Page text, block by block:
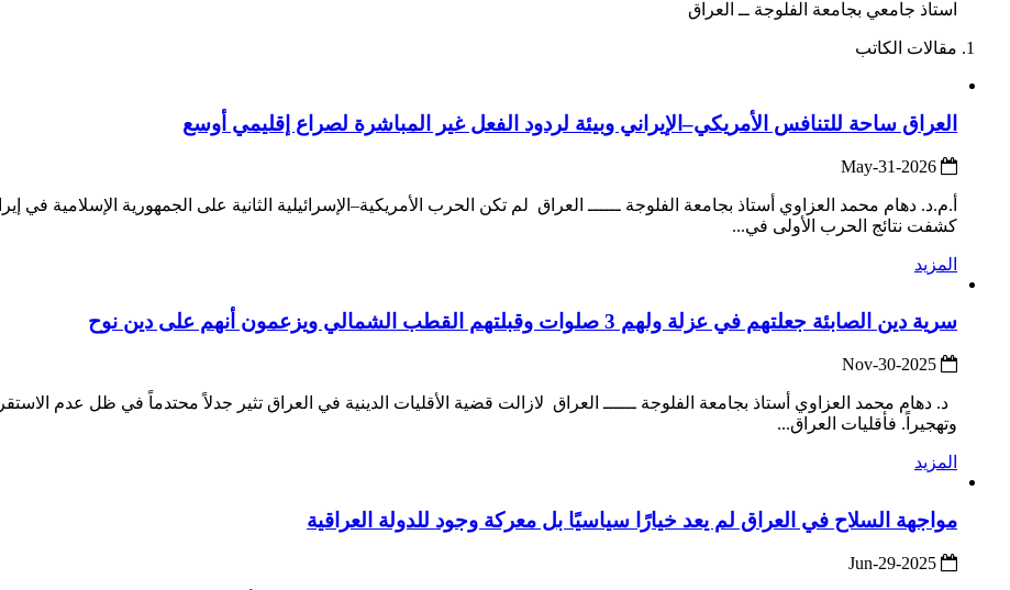
استاذ جامعي بجامعة الفلوجة ــ العراق
مقالات الكاتب
العراق ساحة للتنافس الأمريكي–الإيراني وبيئة لردود الفعل غير المباشرة لصراع إقليمي أوسع
كشفت نتائج الحرب الأولى في...
المزيد
سرية دين الصابئة جعلتهم في عزلة ولهم 3 صلوات وقبلتهم القطب الشمالي ويزعمون أنهم على دين نوح
د. دهام محمد العزاوي أستاذ بجامعة الفلوجة ــــــ العراق لازالت قضية الأقليات الدينية في العراق تثير جدلاً محتدماً في ظل عدم
وتهجيراً. فأقليات العراق...
المزيد
مواجهة السلاح في العراق لم يعد خيارًا سياسيًا بل معركة وجود للدولة العراقية